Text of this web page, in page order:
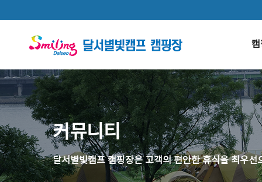
캠
커뮤니티
달서별빛캠프 캠핑장은 고객의 편안한 휴식을 최우